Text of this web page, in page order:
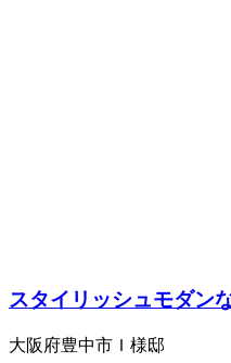
スタイリッシュモダン
大阪府豊中市Ｉ様邸